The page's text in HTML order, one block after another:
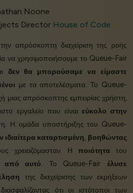
Noone
Director House of Code
απρόσκοπτη διαχείριση της ροής
να χρησιμοποιήσουμε το Queue-Fair
δεν θα μπορούσαμε να είμαστε
με τα αποτελέσματα. Το Queue-
μιας απρόσκοπτης εμπειρίας χρήστη,
εργαλείο που είναιεύκολο στην
Η ομάδα υποστήριξης του Queue-
ιδιαίτερα καταρτισμένη, βοηθώντας
χρειαζόμασταν. Η ποιότητα του
από αυτό. Το Queue-Fairέλυσε
της διαχείρισης των εκρήξεων
ότι οι ιστότοποι των